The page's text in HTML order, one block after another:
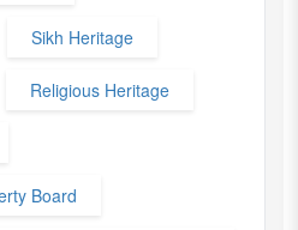
Sikh Heritage
Religious Heritage
Board